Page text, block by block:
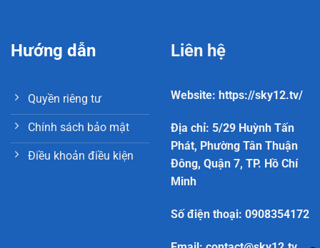
Xem thêm:Tỷ lệ kèo trực tuyến– Bí Quyết Đọc, Phân
Theo dõi qua website Nowgoal
Nền tảng cung cấp chuyên mục kết quả bóng đá với
hàng nghìn trận đấu mỗi ngày. Giao diện hiển thị tỷ
số theo thời gian thực, kèm biểu đồ thống kê và phân
tích. Người dùng chỉ cần truy cập trang chủ để xem
Hướng dẫn
Quyền riêng tư
Chính sách bảo mật
Điều khoản điều kiện
Liên hệ
Website: https://sky12.tv/
Địa chỉ: 5/29 Huỳnh Tấn
Phát, Phường Tân Thuận
Đông, Quận 7, TP. Hồ Chí
Minh
Số điện thoại: 0908354172